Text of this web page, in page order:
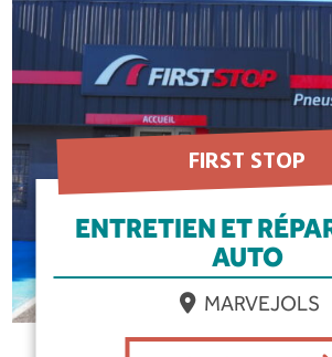
FIRST STOP
ENTRETIEN ET
AUTO
MARVEJOLS